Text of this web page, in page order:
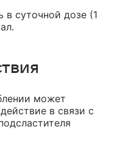
в суточной дозе (1
может
в связи с